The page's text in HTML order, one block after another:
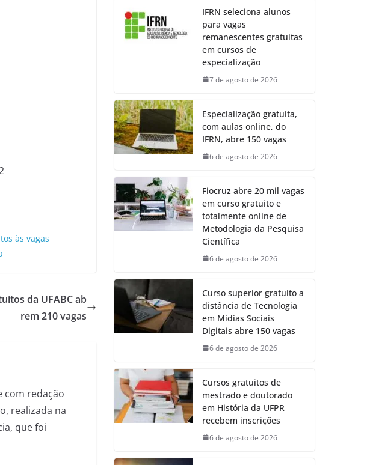
às vagas
da UFABC ab
rem 210 vagas
com redação
realizada na
que foi
IFRN seleciona alunos
para vagas
remanescentes gratuitas
em cursos de
especialização
7 de agosto de 2026
Especialização gratuita,
com aulas online, do
IFRN, abre 150 vagas
6 de agosto de 2026
Fiocruz abre 20 mil vagas
em curso gratuito e
totalmente online de
Metodologia da Pesquisa
Científica
6 de agosto de 2026
Curso superior gratuito a
distância de Tecnologia
em Mídias Sociais
Digitais abre 150 vagas
6 de agosto de 2026
Cursos gratuitos de
mestrado e doutorado
em História da UFPR
recebem inscrições
6 de agosto de 2026